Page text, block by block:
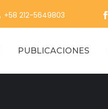
+58 212-5649803
PUBLICACIONES